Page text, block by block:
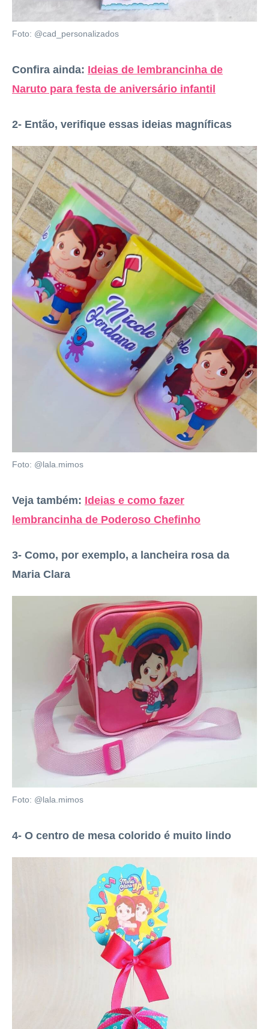
Foto: @cad_personalizados
Confira ainda: Ideias de lembrancinha de
Naruto para festa de aniversário infantil
2- Então, verifique essas ideias magníficas
Foto: @lala.mimos
Veja também: Ideias e como fazer
lembrancinha de Poderoso Chefinho
3- Como, por exemplo, a lancheira rosa da
Maria Clara
Foto: @lala.mimos
4- O centro de mesa colorido é muito lindo